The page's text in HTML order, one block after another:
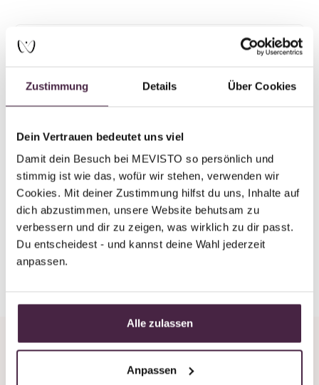
Zustimmung Details Über Cookies
Dein Vertrauen bedeutet uns viel
Damit dein Besuch bei MEVISTO so persönlich und
stimmig ist wie das, wofür wir stehen, verwenden wir
Cookies. Mit deiner Zustimmung hilfst du uns, Inhalte auf
dich abzustimmen, unsere Website behutsam zu
verbessern und dir zu zeigen, was wirklich zu dir passt.
Du entscheidest - und kannst deine Wahl jederzeit
anpassen.
Alle zulassen
Anpassen
Bestattungsdienst Elvira Wölfle
87544 Blaichach
Germany
Send mail